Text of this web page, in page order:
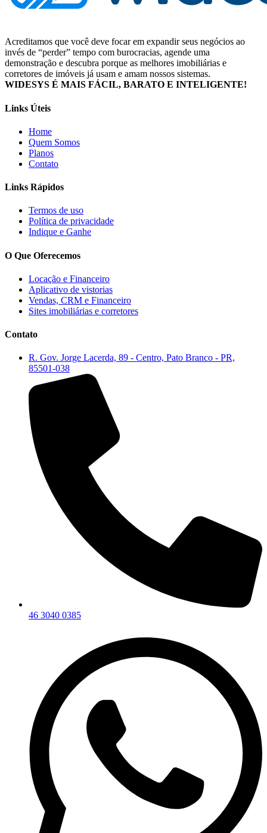
Acreditamos que você deve focar em expandir seus negócios ao
invés de “perder” tempo com burocracias, agende uma
demonstração e descubra porque as melhores imobiliárias e
corretores de imóveis já usam e amam nossos sistemas.
WIDESYS É MAIS FÁCIL, BARATO E INTELIGENTE!
Links Úteis
Home
Quem Somos
Planos
Contato
Links Rápidos
Termos de uso
Política de privacidade
Indique e Ganhe
O Que Oferecemos
Locação e Financeiro
Aplicativo de vistorias
Vendas, CRM e Financeiro
Sites imobiliárias e corretores
Contato
R. Gov. Jorge Lacerda, 89 - Centro, Pato Branco - PR,
85501-038
46 3040 0385